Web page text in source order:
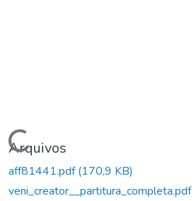
Carregando...
Arquivos
aff81441.pdf(170,9 KB)
veni_creator__partitura_completa.pdf